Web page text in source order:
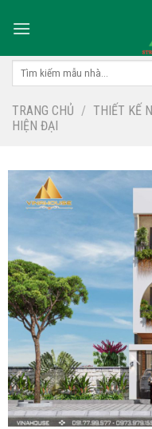
Tìm
TRANG CHỦ / THIẾT KẾ
HIỆN ĐẠI